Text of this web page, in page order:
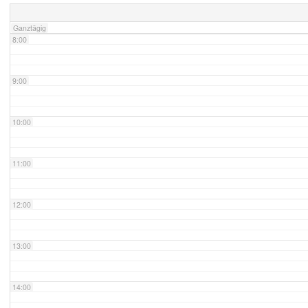
Ganztägig
8:00
9:00
10:00
11:00
12:00
13:00
14:00